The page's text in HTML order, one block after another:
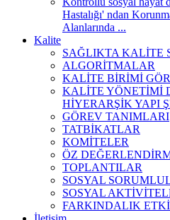
Hastalığı' ndan
Alanlarında ...
Kalite
SAĞLIKTA KALİTE
ALGORİTMALAR
KALİTE BİRİMİ
KALİTE YÖNETİMİ
HİYERARŞİK YAPI
GÖREV TANIMLARI
TATBİKATLAR
KOMİTELER
ÖZ
TOPLANTILAR
SOSYAL
SOSYAL
FARKINDALIK